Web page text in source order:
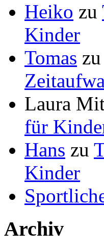
Heiko zu
Kinder
Tomas zu
Laura
für
Hans zu
Kinder
Archiv